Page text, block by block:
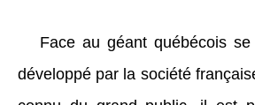
Face au géant québécois
développé par la société